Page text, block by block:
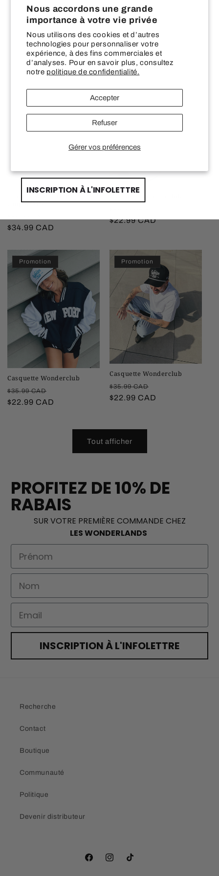
Nous accordons une grande
importance à votre vie privée
Nous utilisons des cookies et d’autres
technologies pour personnaliser votre
expérience, à des fins commerciales et
d’analyses. Pour en savoir plus, consultez
notre politique de confidentialité.
Gérer vos préférences
Accepter
Refuser
Nos incontournables
(Imparfait)
habituel
promotionnel
$34.99 CAD
habituel
promotionnel
$22.99 CAD
Promotion
Casquette Wonderclub
Prix
habituel
$35.99 CAD
promotionnel
$22.99 CAD
Promotion
Casquette Wonderclub
Prix
habituel
$35.99 CAD
promotionnel
$22.99 CAD
Tout afficher
PROFITEZ DE 10% DE
RABAIS
SUR VOTRE PREMIÈRE COMMANDE CHEZ
LES WONDERLANDS
First Name
Nom
Email
INSCRIPTION À L'INFOLETTRE
Recherche
Contact
Boutique
Communauté
Politique
Devenir distributeur
FacebookInstagramTikTok
—
SUR VOTRE PREMIÈRE COMMANDE CHEZ
LES WONDERLANDS
First Name
INSCRIPTION À L'INFOLETTRE